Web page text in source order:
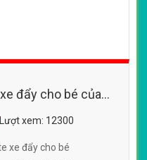
đẩy cho bé của
Lượt xem: 12300
xe đẩy cho bé